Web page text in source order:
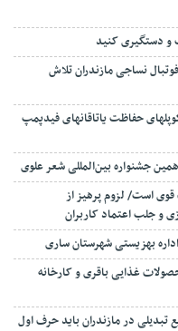
و دستگیری کنید
نساجی مازندران تلاش
حفاظت یاتاقانهای فیدپمپ
جشنواره بین‌المللی شعر علوی
است/ لزوم پرهیز از
جلب اعتماد کاربران
بهزیستی شهرستان ساری
غذایی باقری و کارخانه
در مازندران باید حرف اول